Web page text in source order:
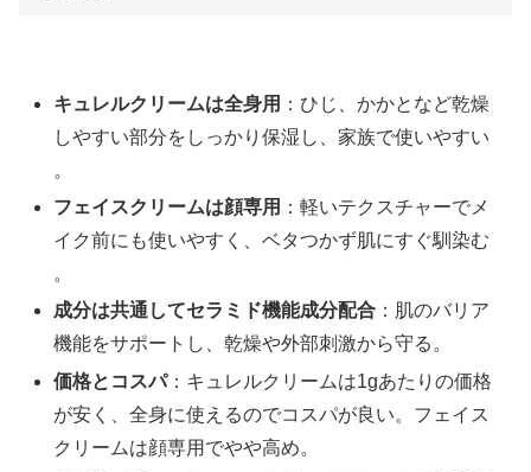
キュレルクリームは全身用 ：ひじ、かかとなど乾燥
しやすい部分をしっかり保湿し、家族で使いやすい​
。
フェイスクリームは顔専用 ：軽いテクスチャーでメ
イク前にも使いやすく、ベタつかず肌にすぐ馴染む​
。
成分は共通してセラミド機能成分配合 ：肌のバリア
機能をサポートし、乾燥や外部刺激から守る​​。
価格とコスパ：キュレルクリームは1gあたりの価格
が安く、全身に使えるのでコスパが良い。フェイス
クリームは顔専用でやや高め​​。